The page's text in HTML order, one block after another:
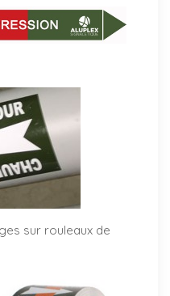
sur rouleaux de